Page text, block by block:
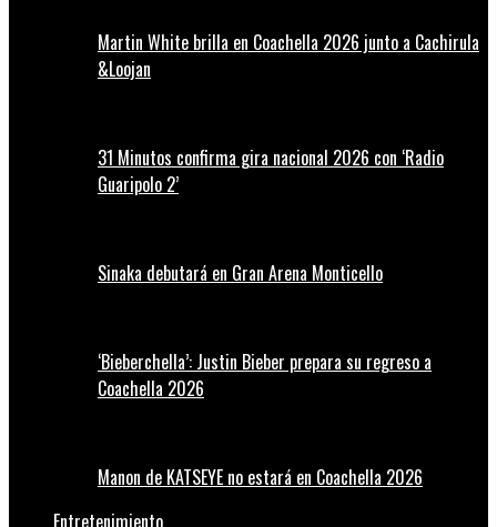
Martin White brilla en Coachella 2026 junto a Cachirula
&Loojan
31 Minutos confirma gira nacional 2026 con ‘Radio
Guaripolo 2’
Sinaka debutará en Gran Arena Monticello
‘Bieberchella’: Justin Bieber prepara su regreso a
Coachella 2026
Manon de KATSEYE no estará en Coachella 2026